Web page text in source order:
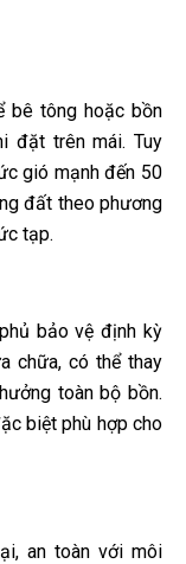
bê tông hoặc bồn
đặt trên mái. Tuy
gió mạnh đến 50
đất theo phương
tạp.
bảo vệ định kỳ
chữa, có thể thay
toàn bộ bồn.
biệt phù hợp cho
an toàn với môi